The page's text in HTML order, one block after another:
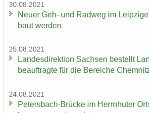
30.08.2021
Neuer Geh- und Rad­weg im
baut wer­den
25.08.2021
Lan­des­di­rek­ti­on Sach­sen be­stellt
be­auf­trag­te für die Be­rei­che
24.08.2021
Petersbach-​Brücke im Herrn­hu­ter